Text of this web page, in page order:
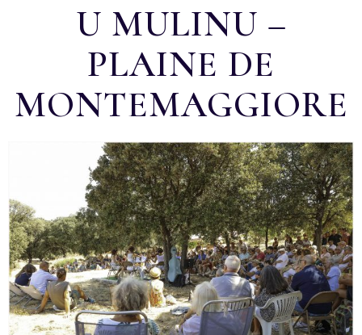
U MULINU –
PLAINE DE
MONTEMAGGIORE